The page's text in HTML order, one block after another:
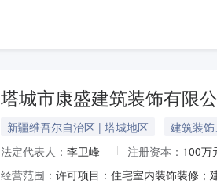
塔城市康盛建筑装饰有限
新疆维吾尔自治区 | 塔城地区 建筑装
法定代表人： 李卫峰 注册资本： 100万
经营范围：